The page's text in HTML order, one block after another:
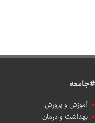
#جامعه
آموزش و پرورش
بهداشت و درمان